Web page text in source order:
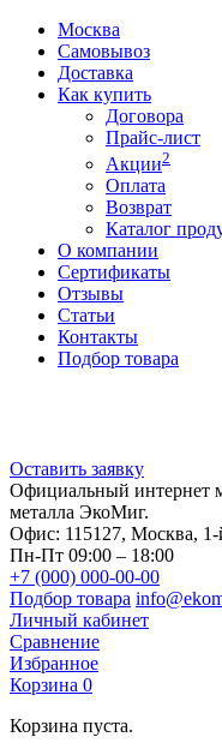
Москва
Самовывоз
Доставка
Как купить
Договора
Прайс-лист
Акции2
Оплата
Возврат
Каталог
О компании
Сертификаты
Отзывы
Статьи
Контакты
Подбор товара
Оставить заявку
Официальный интернет
металла ЭкоМиг.
Офис: 115127, Москва,
Пн-Пт 09:00 – 18:00
+7 (000) 000-00-00
Подбор товара
Личный кабинет
Сравнение
Избранное
Корзина 0
Корзина пуста.